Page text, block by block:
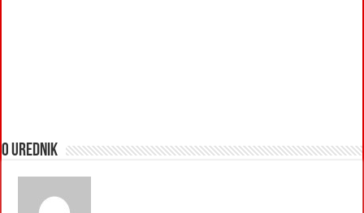
O urednik